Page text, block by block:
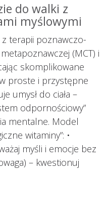
do walki z
myślowymi
terapii poznawczo-
(MCT) i
skomplikowane
proste i przystępne
umysł do ciała –
odpornościowy”
mentalne. Model
witaminy”: •
myśli i emocje bez
– kwestionuj